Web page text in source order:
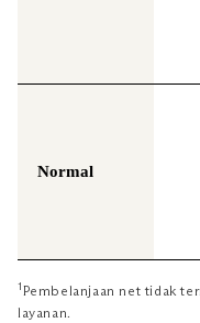
Normal
1 Pembelanjaan net tidak
layanan.